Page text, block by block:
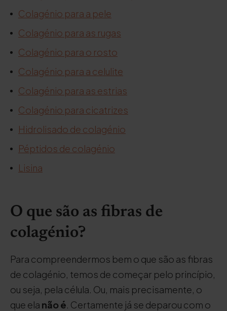
Colagénio para a pele
Colagénio para as rugas
Colagénio para o rosto
Colagénio para a celulite
Colagénio para as estrias
Colagénio para cicatrizes
Hidrolisado de colagénio
Péptidos de colagénio
Lisina
O que são as fibras de
colagénio?
Para compreendermos bem o que são as fibras
de colagénio, temos de começar pelo princípio,
ou seja, pela célula. Ou, mais precisamente, o
que ela não é. Certamente já se deparou com o